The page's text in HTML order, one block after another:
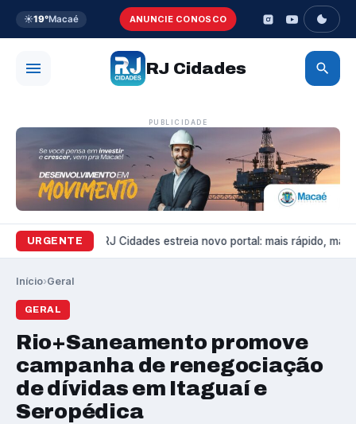
☀️19°Macaé ANUNCIE CONOSCO
RJ Cidades
PUBLICIDADE
URGENTE
Variedades RJ Cidades estreia novo portal: mais rápido, mais
Início›Geral
GERAL
Rio+Saneamento promove
campanha de renegociação
de dívidas em Itaguaí e
Seropédica